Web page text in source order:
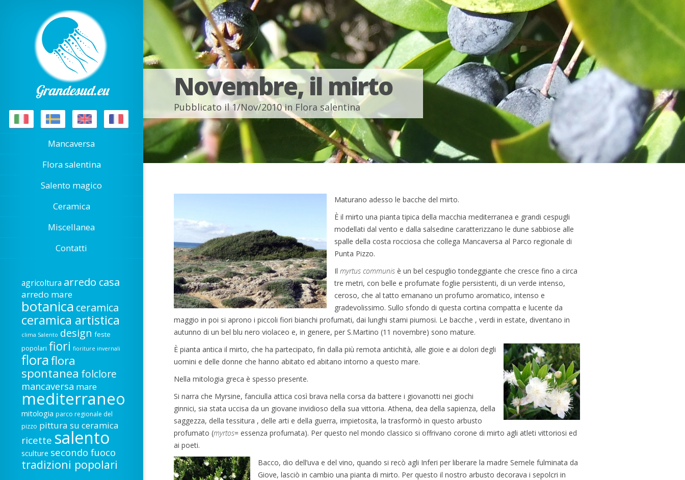
Mancaversa
Flora salentina
Salento magico
Ceramica
Miscellanea
Contatti
agricoltura arredo casa
arredo mare
botanica ceramica
ceramica artistica
clima Salento design feste
popolari fiori fioriture invernali
floraflora
spontanea folclore
mancaversa mare
mediterraneo
mitologia parco regionale del
pizzo pittura su ceramica
ricette salento
sculture secondo fuoco
tradizioni popolari
Novembre, il mirto
Pubblicato il 1/Nov/2010 in Flora salentina
Maturano adesso le bacche del mirto.
È il mirto una pianta tipica della macchia mediterranea e grandi cespugli
modellati dal vento e dalla salsedine caratterizzano le dune sabbiose alle
spalle della costa rocciosa che collega Mancaversa al Parco regionale di
Punta Pizzo.
Il myrtus communis è un bel cespuglio tondeggiante che cresce fino a circa
tre metri, con belle e profumate foglie persistenti, di un verde intenso,
ceroso, che al tatto emanano un profumo aromatico, intenso e
gradevolissimo. Sullo sfondo di questa cortina compatta e lucente da
maggio in poi si aprono i piccoli fiori bianchi profumati, dai lunghi stami piumosi. Le bacche , verdi in estate, diventano in
autunno di un bel blu nero violaceo e, in genere, per S.Martino (11 novembre) sono mature.
È pianta antica il mirto, che ha partecipato, fin dalla più remota antichità, alle gioie e ai dolori degli
uomini e delle donne che hanno abitato ed abitano intorno a questo mare.
Nella mitologia greca è spesso presente.
Si narra che Myrsine, fanciulla attica così brava nella corsa da battere i giovanotti nei giochi
ginnici, sia stata uccisa da un giovane invidioso della sua vittoria. Athena, dea della sapienza, della
saggezza, della tessitura , delle arti e della guerra, impietosita, la trasformò in questo arbusto
profumato (myrtos= essenza profumata). Per questo nel mondo classico si offrivano corone di mirto agli atleti vittoriosi ed
ai poeti.
Bacco, dio dell’uva e del vino, quando si recò agli Inferi per liberare la madre Semele fulminata da
Giove, lasciò in cambio una pianta di mirto. Per questo il nostro arbusto decorava i sepolcri in